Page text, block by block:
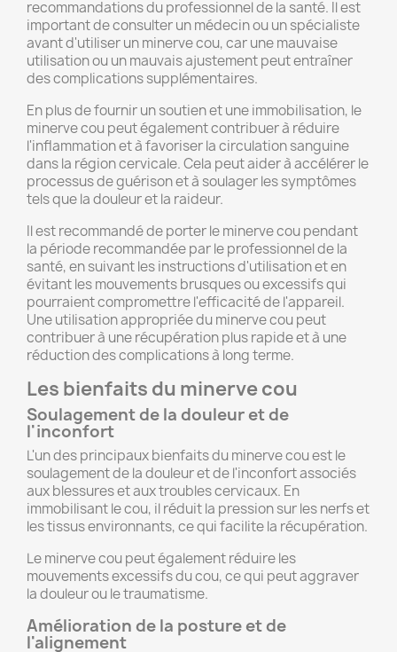
recommandations du professionnel de la santé. Il est
important de consulter un médecin ou un spécialiste
avant d'utiliser un minerve cou, car une mauvaise
utilisation ou un mauvais ajustement peut entraîner
des complications supplémentaires.
En plus de fournir un soutien et une immobilisation, le
minerve cou peut également contribuer à réduire
l'inflammation et à favoriser la circulation sanguine
dans la région cervicale. Cela peut aider à accélérer le
processus de guérison et à soulager les symptômes
tels que la douleur et la raideur.
Il est recommandé de porter le minerve cou pendant
la période recommandée par le professionnel de la
santé, en suivant les instructions d'utilisation et en
évitant les mouvements brusques ou excessifs qui
pourraient compromettre l'efficacité de l'appareil.
Une utilisation appropriée du minerve cou peut
contribuer à une récupération plus rapide et à une
réduction des complications à long terme.
Les bienfaits du minerve cou
Soulagement de la douleur et de
l'inconfort
L'un des principaux bienfaits du minerve cou est le
soulagement de la douleur et de l'inconfort associés
aux blessures et aux troubles cervicaux. En
immobilisant le cou, il réduit la pression sur les nerfs et
les tissus environnants, ce qui facilite la récupération.
Le minerve cou peut également réduire les
mouvements excessifs du cou, ce qui peut aggraver
la douleur ou le traumatisme.
Amélioration de la posture et de
l'alignement